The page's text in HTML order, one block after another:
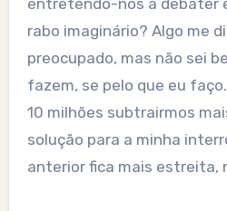
entretendo-nos a debater
rabo imaginário? Algo me
preocupado, mas não sei
fazem, se pelo que eu
10 milhões subtrairmos
solução para a minha
anterior fica mais estreita,